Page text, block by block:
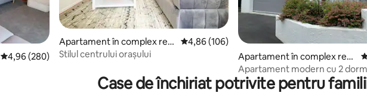
Scor mediu de 4,96 din 5, 280 recenzii
4,96 (280)
Apartament în complex rezi
dențial în Hamilton
Scor mediu de 4,86 din 5, 106 recenzii
4,86 (106)
Stilul centrului orașului
Apartament în complex rezi
dențial în Hamilton
Apartament modern cu 2
mers pe jos până în oraș și spital
Case de închiriat potrivite pentru